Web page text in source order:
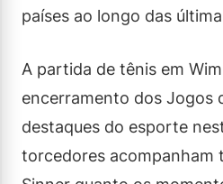
países ao longo das
A partida de tênis em
encerramento dos Jogos
destaques do esporte
torcedores acompanham